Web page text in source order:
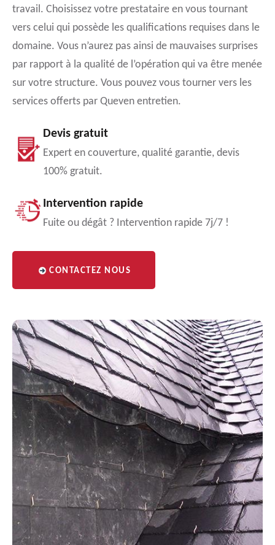
travail. Choisissez votre prestataire en vous tournant
vers celui qui possède les qualifications requises dans le
domaine. Vous n’aurez pas ainsi de mauvaises surprises
par rapport à la qualité de l’opération qui va être menée
sur votre structure. Vous pouvez vous tourner vers les
services offerts par Queven entretien.
Devis gratuit
Expert en couverture, qualité garantie, devis
100% gratuit.
Intervention rapide
Fuite ou dégât ? Intervention rapide 7j/7 !
CONTACTEZ NOUS